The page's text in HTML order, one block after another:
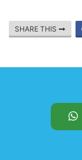
SHARE THIS